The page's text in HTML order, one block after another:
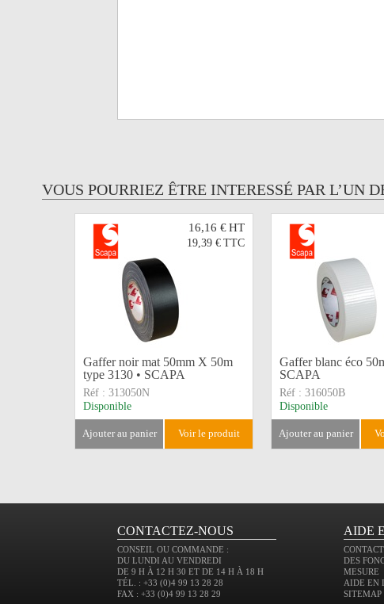
VOUS POURRIEZ ÊTRE INTERESSÉ PAR L’UN
16,16 €HT
19,39 € TTC
Gaffer noir mat 50mm X 50m
type 3130 • SCAPA
Réf : 313050N
Disponible
ajouter au panier voir le produit
Gaffer blanc éco
SCAPA
Réf : 316050B
Disponible
ajouter au panier
CONTACTEZ-NOUS
CONSEIL OU COMMANDE :
DU LUNDI AU VENDREDI
DE 9 H À 12 H 30 ET DE 14 H À 18 H
TÉL. : +33 (0)4 99 13 28 28
FAX : +33 (0)4 99 13 28 29
AIDE
CONTACT
DES
MESURE
AIDE EN
SITEMAP